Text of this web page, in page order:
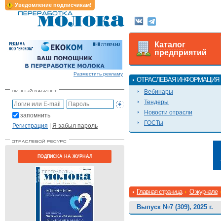
Уведомление подписчикам!
Разместить рекламу
запомнить
Регистрация | Я забыл пароль
ПОДПИСКА НА ЖУРНАЛ
Каталог
предприятий
ОТРАСЛЕВАЯ ИНФОРМАЦИЯ
Вебинары
Тендеры
Новости отрасли
ГОСТы
Главная страница О журнале
Выпуск №7 (309), 2025 г.